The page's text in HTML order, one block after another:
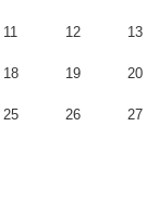
11 12 13
18 19 20
25 26 27